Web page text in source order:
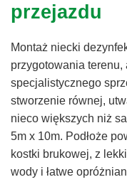
przejazdu
Montaż niecki
przygotowania
specjalistycznego
stworzenie równej,
nieco większych niż
5m x 10m. Podłoże
kostki brukowej, z
wody i łatwe